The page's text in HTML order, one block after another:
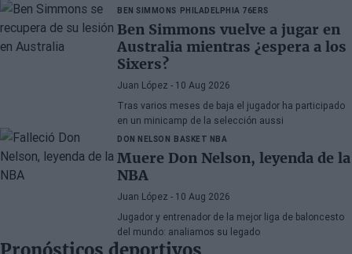
competitiva en la puja por él respecto a los Lakers.
BEN SIMMONS PHILADELPHIA 76ERS
Ben Simmons vuelve a jugar en
Australia mientras ¿espera a los
Sixers?
Juan López - 10 Aug 2026
Tras varios meses de baja el jugador ha participado
en un minicamp de la selección aussi
DON NELSON BASKET NBA
Muere Don Nelson, leyenda de la
NBA
Juan López - 10 Aug 2026
Jugador y entrenador de la mejor liga de baloncesto
del mundo: analiamos su legado